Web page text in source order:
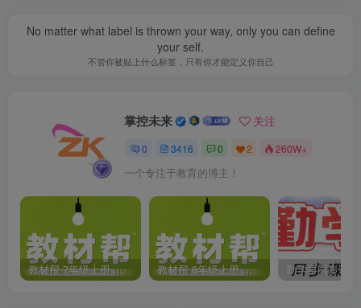
No matter what label is thrown your way, only you can define
your self.
不管你被贴上什么标签，只有你才能定义你自己
掌控未来 关注
0 3416 0 2 260W+
一个专注于教育的博主！
教材帮 7年级上册 语文人教版(2023秋) 教材帮 8年级上册 语文人教版(2023秋)